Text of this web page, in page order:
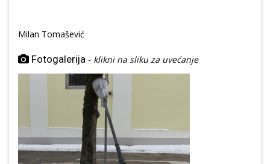
Milan Tomašević
Fotogalerija - klikni na sliku za uvećanje